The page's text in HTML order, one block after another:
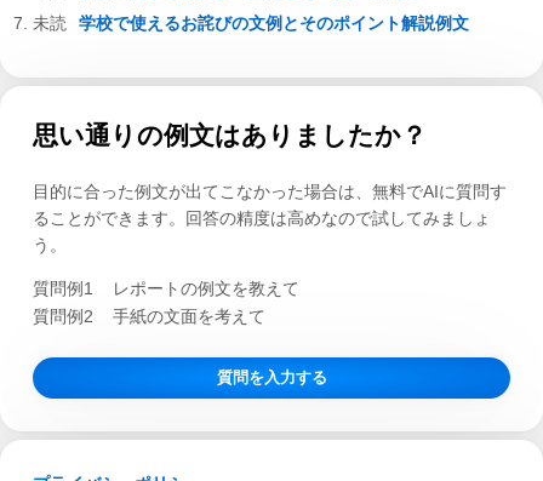
学校で使えるお詫びの文例とそのポイント解説例文
思い通りの例文はありましたか？
目的に合った例文が出てこなかった場合は、無料でAIに質問す
ることができます。回答の精度は高めなので試してみましょ
う。
質問例1
レポートの例文を教えて
質問例2
手紙の文面を考えて
質問を入力する